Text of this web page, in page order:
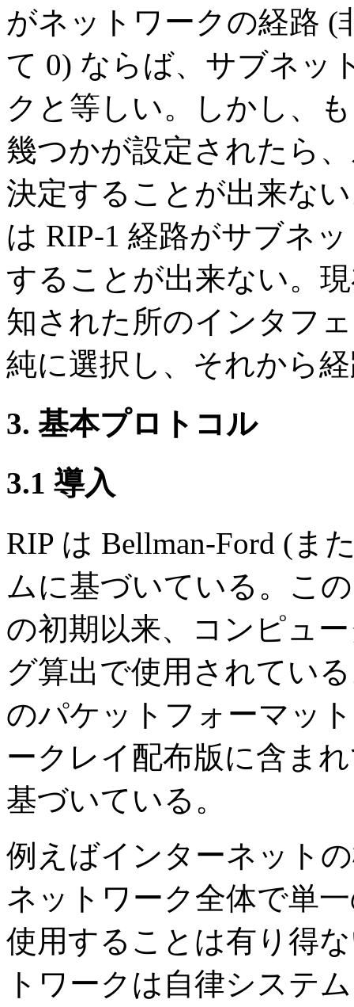
がネットワークの経路
て 0) ならば、サブネッ
クと等しい。しかし、
幾つかが設定されたら
決定することが出来な
は RIP-1 経路がサブネ
することが出来ない。
知された所のインタフ
純に選択し、それから
3. 基本プロトコル
3.1 導入
RIP は Bellman-Ford (ま
ムに基づいている。こ
の初期以来、コンピュ
グ算出で使用されてい
のパケットフォーマッ
ークレイ配布版に含ま
基づいている。
例えばインターネット
ネットワーク全体で単
使用することは有り得
トワークは自律システ